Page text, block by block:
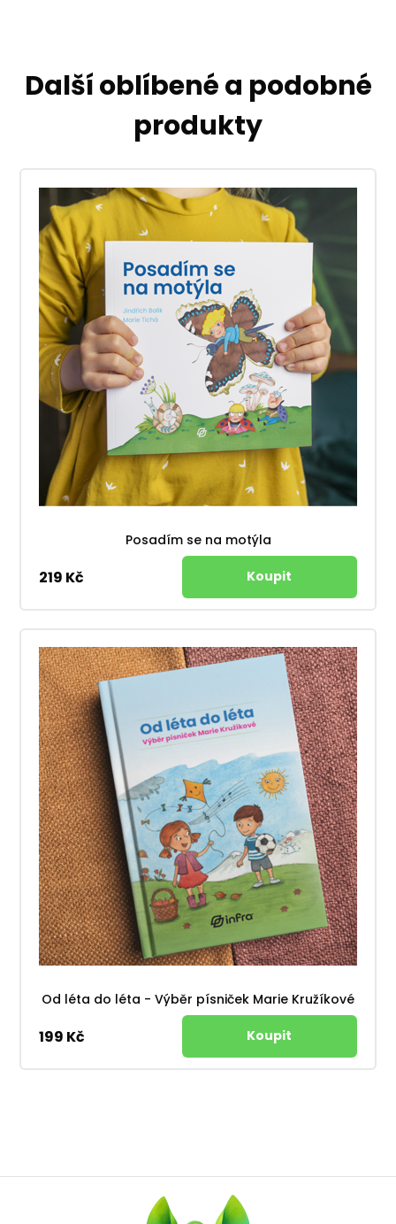
Další oblíbené a podobné
produkty
Posadím se na motýla
219 Kč
Od léta do léta - Výběr písniček Marie Kružíkové
199 Kč